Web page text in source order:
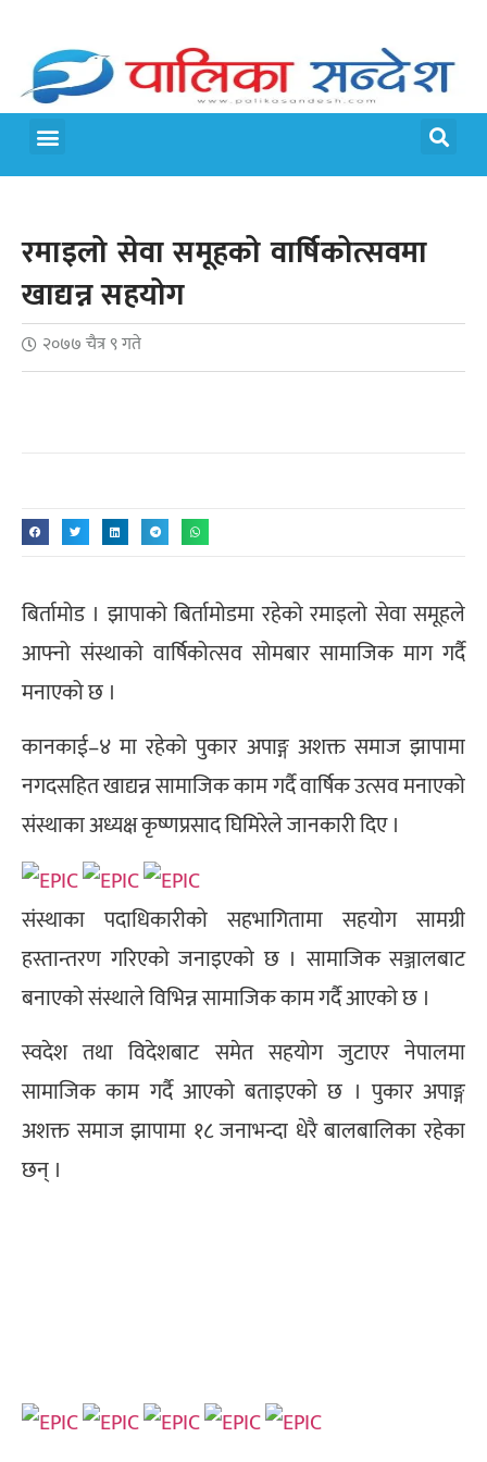
रमाइलो सेवा समूहको वार्षिकोत्सवमा
खाद्यन्न सहयोग
२०७७ चैत्र ९ गते
बिर्तामोड । झापाको बिर्तामोडमा रहेको रमाइलो सेवा समूहले
आफ्नो संस्थाको वार्षिकोत्सव सोमबार सामाजिक माग गर्दै
मनाएको छ ।
कानकाई–४ मा रहेको पुकार अपाङ्ग अशक्त समाज झापामा
नगदसहित खाद्यन्न सामाजिक काम गर्दै वार्षिक उत्सव मनाएको
संस्थाका अध्यक्ष कृष्णप्रसाद घिमिरेले जानकारी दिए ।
संस्थाका पदाधिकारीको सहभागितामा सहयोग सामग्री
हस्तान्तरण गरिएको जनाइएको छ । सामाजिक सञ्जालबाट
बनाएको संस्थाले विभिन्न सामाजिक काम गर्दै आएको छ ।
स्वदेश तथा विदेशबाट समेत सहयोग जुटाएर नेपालमा
सामाजिक काम गर्दै आएको बताइएको छ । पुकार अपाङ्ग
अशक्त समाज झापामा १८ जनाभन्दा धेरै बालबालिका रहेका
छन् ।